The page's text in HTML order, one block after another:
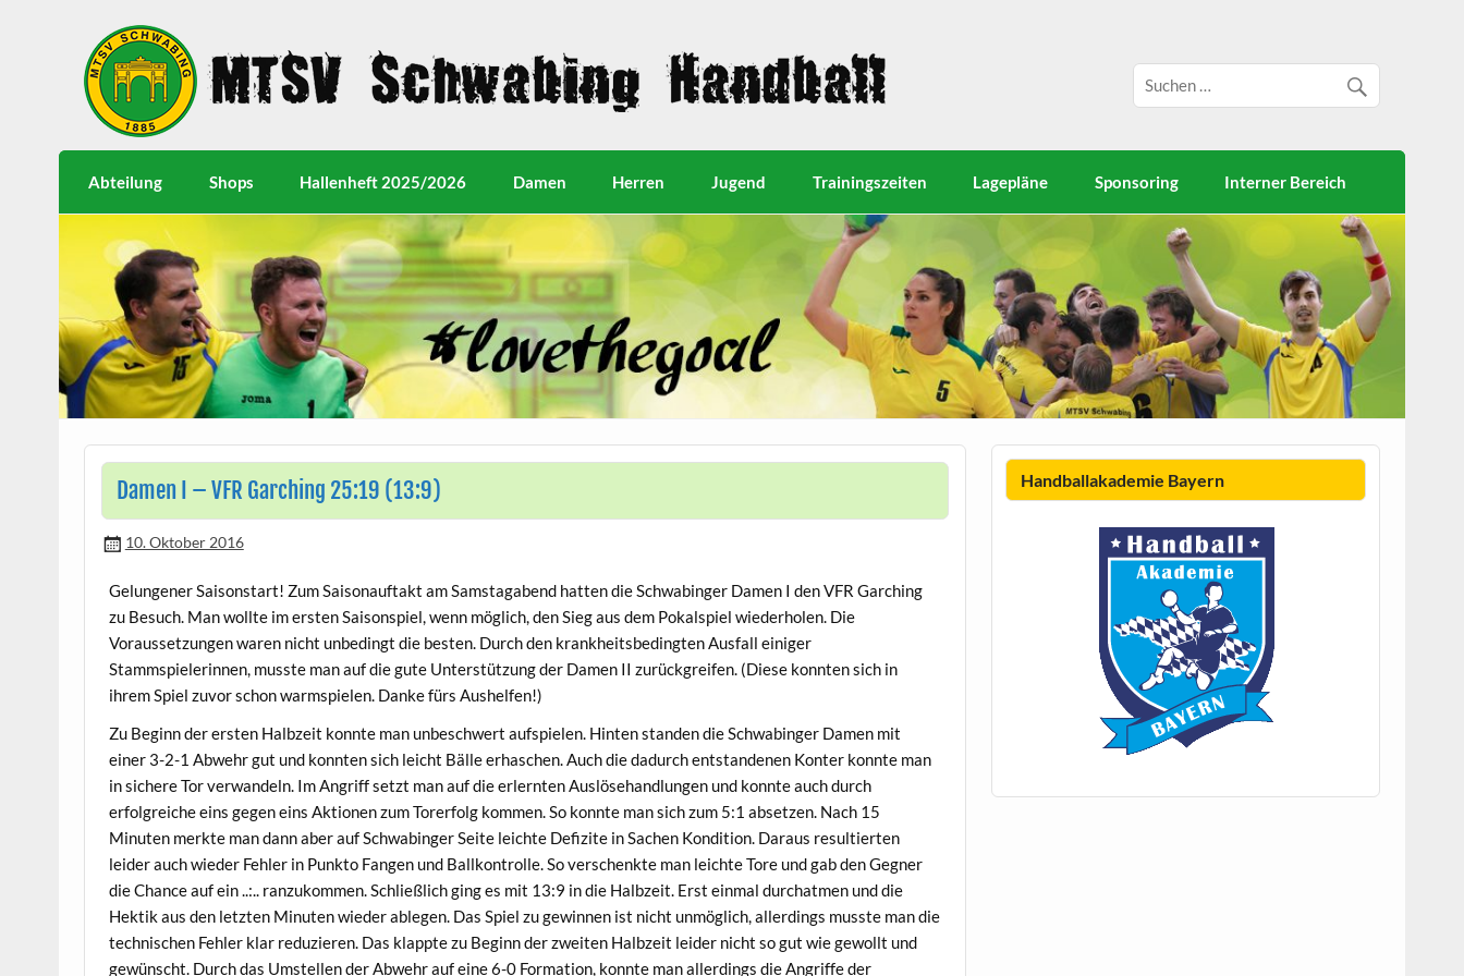
Abteilung Shops Hallenheft 2025/2026 Damen Herren Jugend Trainingszeiten Lagepläne Sponsoring Interner Bereich
Damen I – VFR Garching 25:19 (13:9)
10. Oktober 2016
Gelungener Saisonstart! Zum Saisonauftakt am Samstagabend hatten die Schwabinger Damen I den VFR Garching
zu Besuch. Man wollte im ersten Saisonspiel, wenn möglich, den Sieg aus dem Pokalspiel wiederholen. Die
Voraussetzungen waren nicht unbedingt die besten. Durch den krankheitsbedingten Ausfall einiger
Stammspielerinnen, musste man auf die gute Unterstützung der Damen II zurückgreifen. (Diese konnten sich in
ihrem Spiel zuvor schon warmspielen. Danke fürs Aushelfen!)
Zu Beginn der ersten Halbzeit konnte man unbeschwert aufspielen. Hinten standen die Schwabinger Damen mit
einer 3-2-1 Abwehr gut und konnten sich leicht Bälle erhaschen. Auch die dadurch entstandenen Konter konnte man
in sichere Tor verwandeln. Im Angriff setzt man auf die erlernten Auslösehandlungen und konnte auch durch
erfolgreiche eins gegen eins Aktionen zum Torerfolg kommen. So konnte man sich zum 5:1 absetzen. Nach 15
Minuten merkte man dann aber auf Schwabinger Seite leichte Defizite in Sachen Kondition. Daraus resultierten
leider auch wieder Fehler in Punkto Fangen und Ballkontrolle. So verschenkte man leichte Tore und gab den Gegner
die Chance auf ein ..:.. ranzukommen. Schließlich ging es mit 13:9 in die Halbzeit. Erst einmal durchatmen und die
Hektik aus den letzten Minuten wieder ablegen. Das Spiel zu gewinnen ist nicht unmöglich, allerdings musste man die
technischen Fehler klar reduzieren. Das klappte zu Beginn der zweiten Halbzeit leider nicht so gut wie gewollt und
gewünscht. Durch das Umstellen der Abwehr auf eine 6-0 Formation, konnte man allerdings die Angriffe der
Handballakademie Bayern